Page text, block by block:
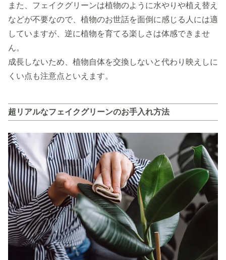
また、フェイクグリーンは植物のように水やりや植え替え
などが不要なので、植物のお世話を面倒に感じる人には適
していますが、逆に植物を育てる楽しさは体感できませ
ん。
成長しないため、植物自体を交換しないと代わり映えしに
くい点も注意点といえます。
超リアルなフェイクグリーンのお手入れ方法